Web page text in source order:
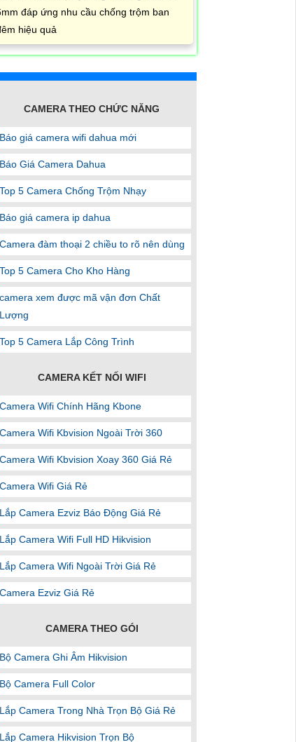
đáp ứng nhu cầu chống trộm ban
hiệu quả
CAMERA THEO CHỨC NĂNG
Báo giá camera wifi dahua mới
Báo Giá Camera Dahua
Top 5 Camera Chống Trộm Nhạy
Báo giá camera ip dahua
Camera đàm thoại 2 chiều to rõ nên dùng
Top 5 Camera Cho Kho Hàng
camera xem được mã vận đơn Chất
Lượng
Top 5 Camera Lắp Công Trình
CAMERA KẾT NỐI WIFI
Camera Wifi Chính Hãng Kbone
Camera Wifi Kbvision Ngoài Trời 360
Camera Wifi Kbvision Xoay 360 Giá Rẻ
Camera Wifi Giá Rẻ
Lắp Camera Ezviz Báo Động Giá Rẻ
Lắp Camera Wifi Full HD Hikvision
Lắp Camera Wifi Ngoài Trời Giá Rẻ
Camera Ezviz Giá Rẻ
CAMERA THEO GÓI
Bộ Camera Ghi Âm Hikvision
Bộ Camera Full Color
Lắp Camera Trong Nhà Trọn Bộ Giá Rẻ
Lắp Camera Hikvision Trọn Bộ